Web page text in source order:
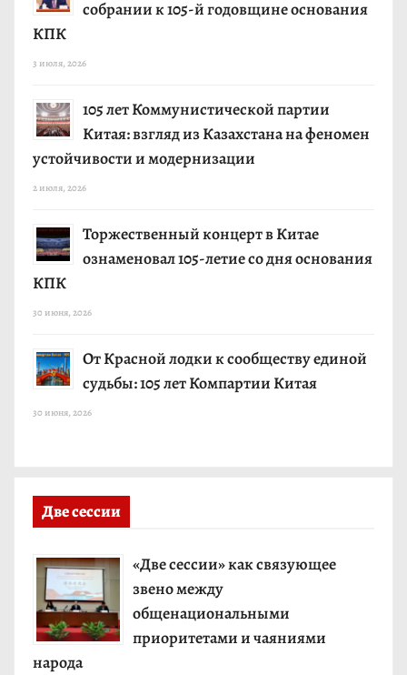
собрании к 105-й годовщине основания
КПК
3 июля, 2026
105 лет Коммунистической партии
Китая: взгляд из Казахстана на феномен
устойчивости и модернизации
2 июля, 2026
Торжественный концерт в Китае
ознаменовал 105-летие со дня основания
КПК
30 июня, 2026
От Красной лодки к сообществу единой
судьбы: 105 лет Компартии Китая
30 июня, 2026
Две сессии
«Две сессии» как связующее
звено между
общенациональными
приоритетами и чаяниями
народа